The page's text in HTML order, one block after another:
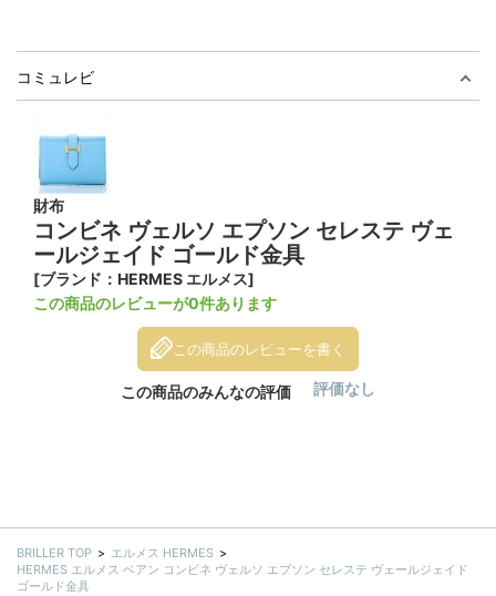
コミュレビ
財布
コンビネ ヴェルソ エプソン セレステ ヴェ
ールジェイド ゴールド金具
[ブランド：HERMES エルメス]
この商品のレビューが0件あります
この商品のレビューを書く
この商品のみんなの評価 評価なし
BRILLER TOP
エルメス HERMES
HERMES エルメス ベアン コンビネ ヴェルソ エプソン セレステ ヴェールジェイド
ゴールド金具